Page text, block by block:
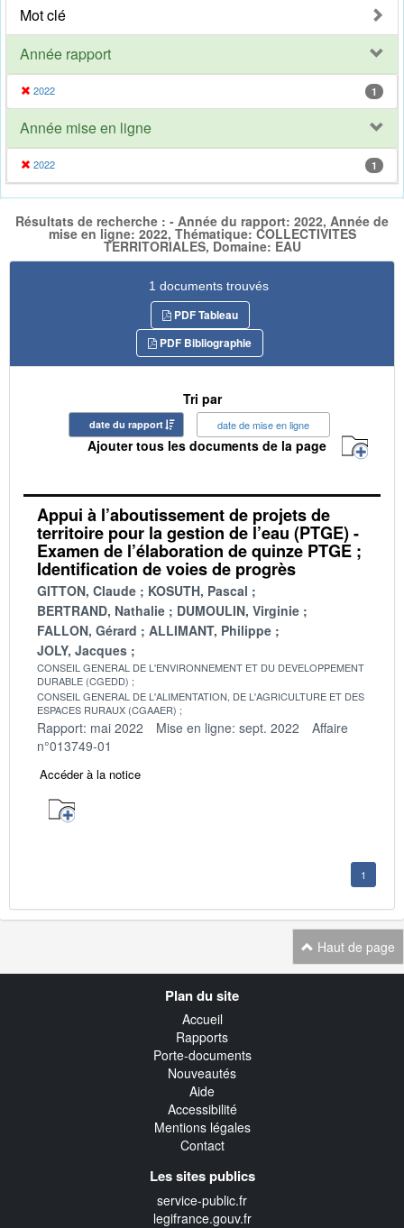
Mot clé
Année rapport
2022 1
Année mise en ligne
2022 1
Résultats de recherche : - Année du rapport: 2022, Année de
mise en ligne: 2022, Thématique: COLLECTIVITES
TERRITORIALES, Domaine: EAU
1 documents trouvés
PDF Tableau
PDF Bibliographie
Tri par
date du rapport date de mise en ligne
Ajouter tous les documents de la page
Appui à l’aboutissement de projets de
territoire pour la gestion de l’eau (PTGE) -
Examen de l’élaboration de quinze PTGE ;
Identification de voies de progrès
GITTON, Claude
KOSUTH, Pascal
BERTRAND, Nathalie
DUMOULIN, Virginie
FALLON, Gérard
ALLIMANT, Philippe
JOLY, Jacques
CONSEIL GENERAL DE L'ENVIRONNEMENT ET DU DEVELOPPEMENT
DURABLE (CGEDD)
CONSEIL GENERAL DE L'ALIMENTATION, DE L'AGRICULTURE ET DES
ESPACES RURAUX (CGAAER)
Rapport: mai 2022 Mise en ligne: sept. 2022
Affaire
n°013749-01
Accéder à la notice
1
Haut de page
Plan du site
Accueil
Rapports
Porte-documents
Nouveautés
Aide
Accessibilité
Mentions légales
Contact
Les sites publics
service-public.fr
legifrance.gouv.fr